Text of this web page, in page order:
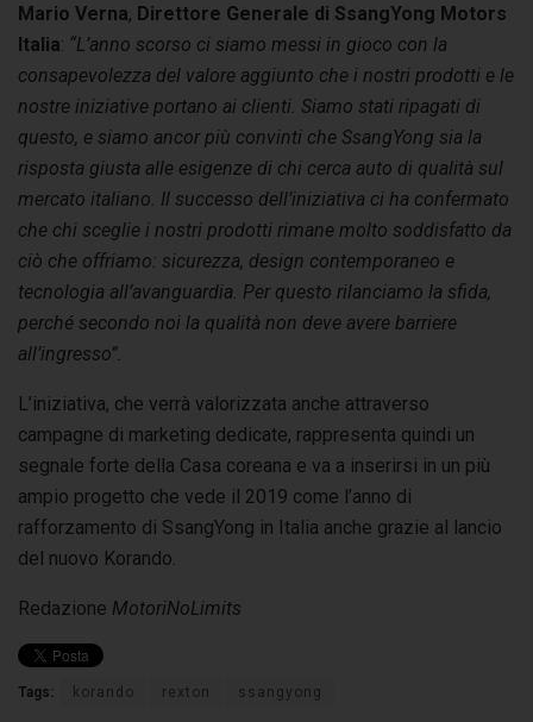
Mario Verna, Direttore Generale di SsangYong Motors
Italia: “L’anno scorso ci siamo messi in gioco con la
consapevolezza del valore aggiunto che i nostri prodotti e le
nostre iniziative portano ai clienti. Siamo stati ripagati di
questo, e siamo ancor più convinti che SsangYong sia la
risposta giusta alle esigenze di chi cerca auto di qualità sul
mercato italiano. Il successo dell’iniziativa ci ha confermato
che chi sceglie i nostri prodotti rimane molto soddisfatto da
ciò che offriamo: sicurezza, design contemporaneo e
tecnologia all’avanguardia. Per questo rilanciamo la sfida,
perché secondo noi la qualità non deve avere barriere
all’ingresso”.
L’iniziativa, che verrà valorizzata anche attraverso
campagne di marketing dedicate, rappresenta quindi un
segnale forte della Casa coreana e va a inserirsi in un più
ampio progetto che vede il 2019 come l’anno di
rafforzamento di SsangYong in Italia anche grazie al lancio
del nuovo Korando.
Redazione MotoriNoLimits
Tags: korando rexton ssangyong